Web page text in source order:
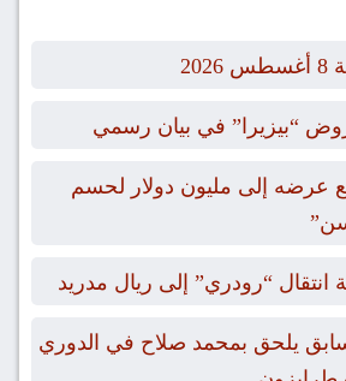
“بيزيرا” في بيان رسمي
عرضه إلى مليون دولار لحسم
“رودري” إلى ريال مدريد
يلحق بمحمد صلاح في الدوري